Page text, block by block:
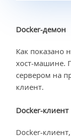
Docker-демон
Как показано
хост-машине.
сервером на
клиент.
Docker-клиент
Docker-